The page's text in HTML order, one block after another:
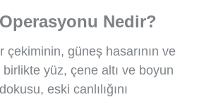
Nedir?
çekiminin, güneş hasarının ve
yüz, çene altı ve boyun
eski canlılığını